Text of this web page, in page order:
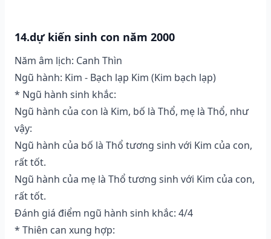
14.dự kiến sinh con năm 2000
Năm âm lịch: Canh Thìn
Ngũ hành: Kim - Bạch lạp Kim (Kim bạch lạp)
* Ngũ hành sinh khắc:
Ngũ hành của con là Kim, bố là Thổ, mẹ là Thổ, như
vậy:
Ngũ hành của bố là Thổ tương sinh với Kim của con,
rất tốt.
Ngũ hành của mẹ là Thổ tương sinh với Kim của con,
rất tốt.
Đánh giá điểm ngũ hành sinh khắc: 4/4
* Thiên can xung hợp: